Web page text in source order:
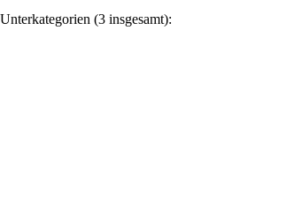
(3 insgesamt):